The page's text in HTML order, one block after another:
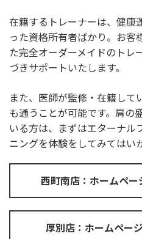
在籍するトレーナーは、健康
った資格所有者ばかり。お客
た完全オーダーメイドのトレ
づきサポートいたします。
また、医師が監修・在籍して
も通うことが可能です。肩の
いる方は、まずはエターナル
ニングを体験をしてみてはい
西町南店：ホームペー
厚別店：ホームペー